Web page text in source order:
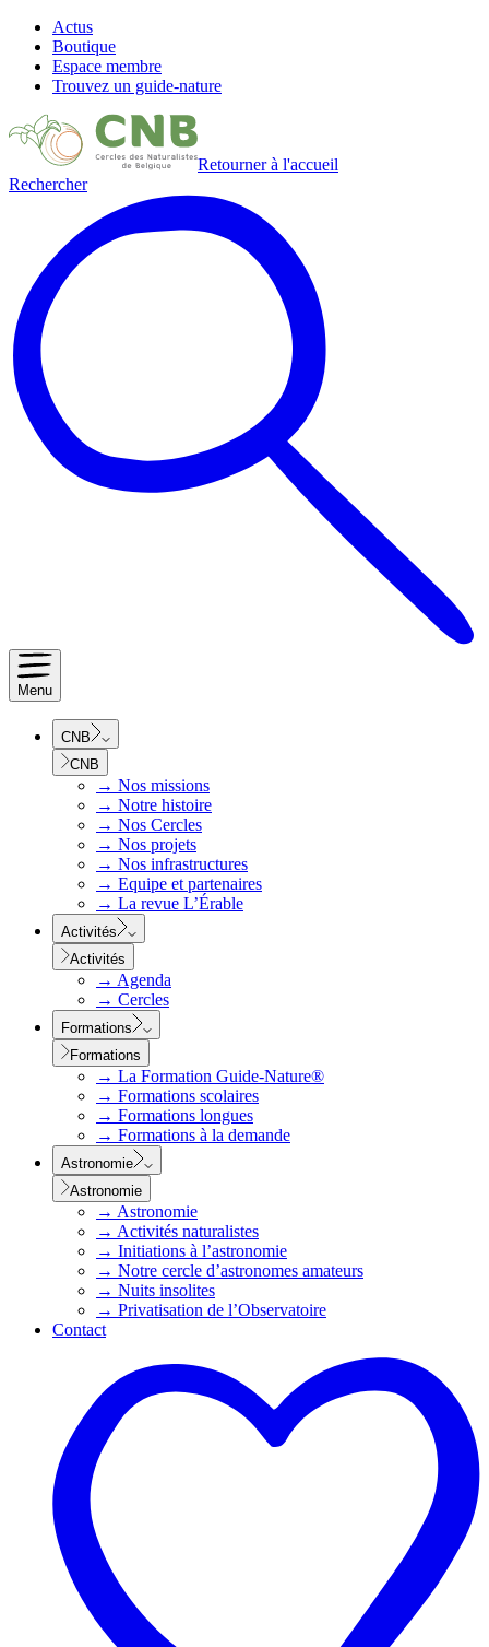
Actus
Boutique
Espace membre
Trouvez un guide-nature
Retourner à l'accueil
Rechercher
Menu
CNB
CNB
→ Nos missions
→ Notre histoire
→ Nos Cercles
→ Nos projets
→ Nos infrastructures
→ Equipe et partenaires
→ La revue L’Érable
Activités
Activités
→ Agenda
→ Cercles
Formations
Formations
→ La Formation Guide-Nature®
→ Formations scolaires
→ Formations longues
→ Formations à la demande
Astronomie
Astronomie
→ Astronomie
→ Activités naturalistes
→ Initiations à l’astronomie
→ Notre cercle d’astronomes amateurs
→ Nuits insolites
→ Privatisation de l’Observatoire
Contact